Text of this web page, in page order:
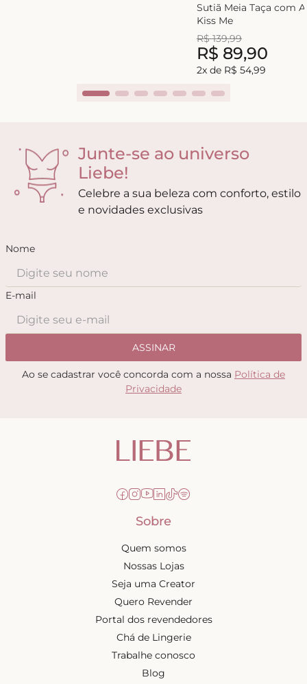
Sutiã Meia Taça com
Kiss Me
R$ 139,99
R$ 89,90
2x de R$ 54,99
Junte-se ao universo
Liebe!
Celebre a sua beleza com conforto, estilo
e novidades exclusivas
Nome
E-mail
ASSINAR
Ao se cadastrar você concorda com a nossa Política de
Privacidade
Sobre
Quem somos
Nossas Lojas
Seja uma Creator
Quero Revender
Portal dos revendedores
Chá de Lingerie
Trabalhe conosco
Blog